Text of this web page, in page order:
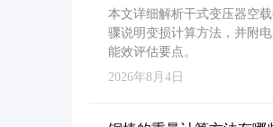
本文详细解析干式变压器空
骤说明变损计算方法，并附
能效评估要点。
2026年8月4日